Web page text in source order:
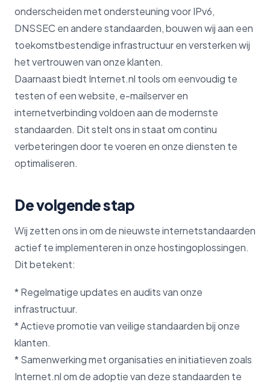
onderscheiden met ondersteuning voor IPv6,
DNSSEC en andere standaarden, bouwen wij aan een
toekomstbestendige infrastructuur en versterken wij
het vertrouwen van onze klanten.
Daarnaast biedt Internet.nl tools om eenvoudig te
testen of een website, e-mailserver en
internetverbinding voldoen aan de modernste
standaarden. Dit stelt ons in staat om continu
verbeteringen door te voeren en onze diensten te
optimaliseren.
De volgende stap
Wij zetten ons in om de nieuwste internetstandaarden
actief te implementeren in onze hostingoplossingen.
Dit betekent:
* Regelmatige updates en audits van onze
infrastructuur.
* Actieve promotie van veilige standaarden bij onze
klanten.
* Samenwerking met organisaties en initiatieven zoals
Internet.nl om de adoptie van deze standaarden te